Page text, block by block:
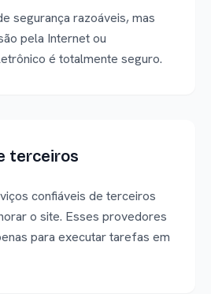
segurança razoáveis, mas
pela Internet ou
é totalmente seguro.
terceiros
confiáveis de terceiros
o site. Esses provedores
para executar tarefas em